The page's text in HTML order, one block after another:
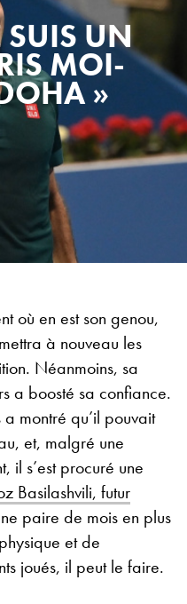
SUIS UN
MOI-
»
où en est son genou,
à nouveau les
Néanmoins, sa
a boosté sa confiance.
montré qu’il pouvait
et, malgré une
il s’est procuré une
Basilashvili, futur
paire de mois en plus
et de
joués, il peut le faire.